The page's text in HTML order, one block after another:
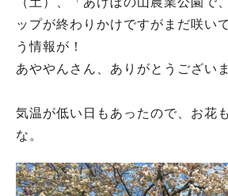
ップが終わりかけですがまだ咲い
う情報が！
あややんさん、ありがとうござい
気温が低い日もあったので、お花
な。